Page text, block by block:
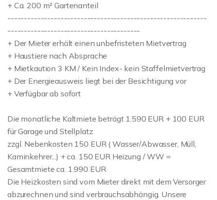
+ Ca. 200 m² Gartenanteil
------------------------------------------------------------
----------------------------------------
+ Der Mieter erhält einen unbefristeten Mietvertrag
+ Haustiere nach Absprache
+ Mietkaution 3 KM / Kein Index- kein Staffelmietvertrag
+ Der Energieausweis liegt bei der Besichtigung vor
+ Verfügbar ab sofort
Die monatliche Kaltmiete beträgt 1.590 EUR + 100 EUR
für Garage und Stellplatz
zzgl. Nebenkosten 150 EUR ( Wasser/Abwasser, Müll,
Kaminkehrer...) + ca. 150 EUR Heizung / WW =
Gesamtmiete ca. 1.990 EUR
Die Heizkosten sind vom Mieter direkt mit dem Versorger
abzurechnen und sind verbrauchsabhängig. Unsere